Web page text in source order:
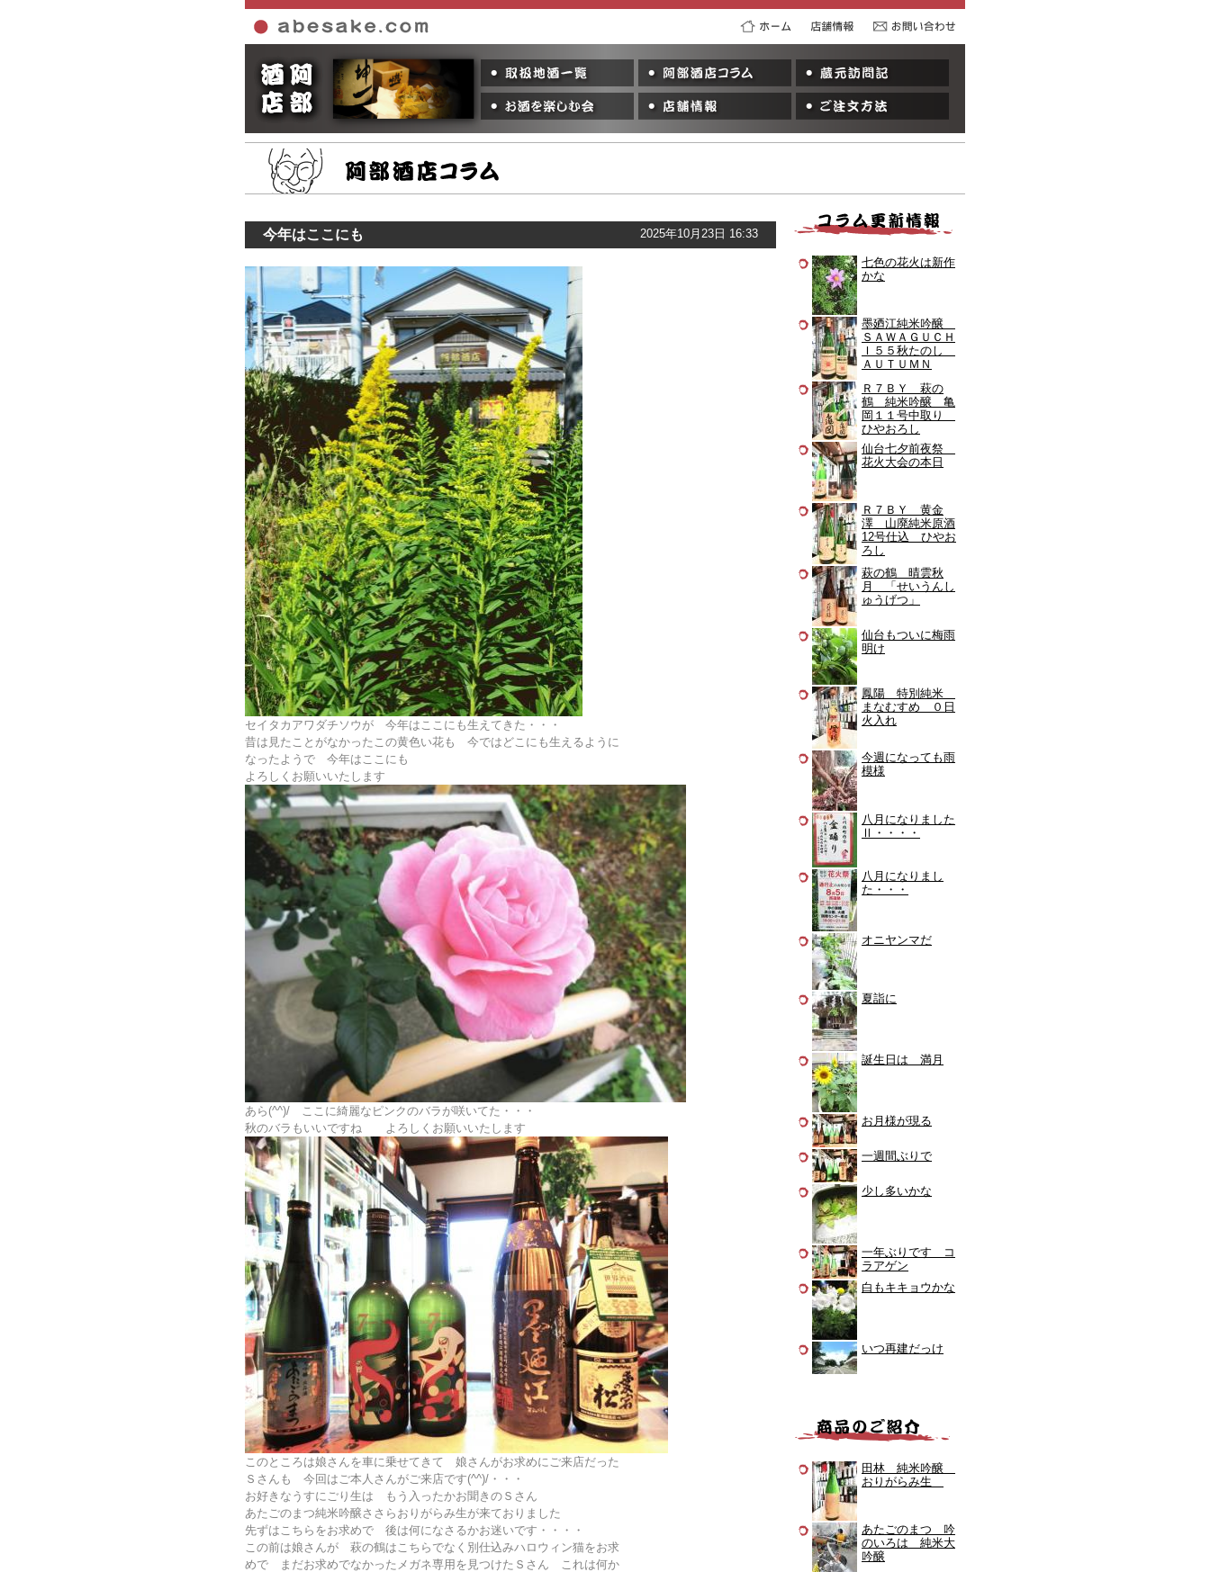
取り扱い地酒一覧
阿部酒店コラム
お酒を楽しむ会 店舗情報
2025年10月23日 16:33
今年はここにも
セイタカアワダチソウが 今年はここにも生えてきた・・・
昔は見たことがなかったこの黄色い花も 今ではどこにも生えるように
なったようで 今年はここにも
よろしくお願いいたします
あら(^^)/ ここに綺麗なピンクのバラが咲いてた・・・
秋のバラもいいですね よろしくお願いいたします
このところは娘さんを車に乗せてきて 娘さんがお求めにご来店だった
Ｓさんも 今回はご本人さんがご来店です(^^)/・・・
お好きなうすにごり生は もう入ったかお聞きのＳさん
あたごのまつ純米吟醸ささらおりがらみ生が来ておりました
先ずはこちらをお求めで 後は何になさるかお迷いです・・・・
この前は娘さんが 萩の鶴はこちらでなく別仕込みハロウィン猫をお求
めで まだお求めでなかったメガネ専用を見つけたＳさん これは何か
七色の花火は新作
かな
墨廼江純米吟醸
ＳＡＷＡＧＵＣＨ
Ｉ５５秋たのし
ＡＵＴＵＭＮ
Ｒ７ＢＹ 萩の
鶴 純米吟醸 亀
岡１１号中取り
ひやおろし
仙台七夕前夜祭
花火大会の本日
Ｒ７ＢＹ 黄金
澤 山廃純米原酒
12号仕込 ひやお
ろし
萩の鶴 晴雲秋
月 「せいうんし
ゅうげつ」
仙台もついに梅雨
明け
鳳陽 特別純米
まなむすめ ０日
火入れ
今週になっても雨
模様
八月になりました
Ⅱ・・・・
八月になりまし
た・・・
オニヤンマだ
夏詣に
誕生日は 満月
お月様が現る
一週間ぶりで
少し多いかな
一年ぶりです コ
ラアゲン
白もキキョウかな
いつ再建だっけ
田林 純米吟醸
おりがらみ生
あたごのまつ 吟
のいろは 純米大
吟醸